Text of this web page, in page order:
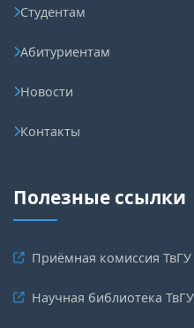
Студентам
Абитуриентам
Новости
Контакты
Полезные ссылки
Приёмная комиссия ТвГУ
Научная библиотека ТвГУ